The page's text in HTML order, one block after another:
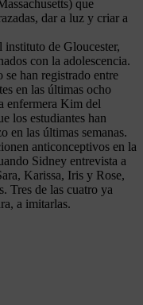
que
dar a luz y criar a
de Gloucester,
con la adolescencia.
han registrado entre
en las últimas ocho
enfermera Kim del
los estudiantes han
en las últimas semanas.
anticonceptivos en la
Sidney entrevista a
Karissa, Iris y Rose,
Tres de las cuatro ya
a imitarlas.